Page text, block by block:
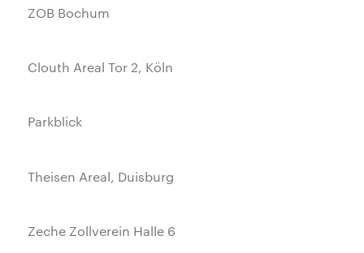
ZOB Bochum
Clouth Areal Tor 2, Köln
Parkblick
Theisen Areal, Duisburg
Zeche Zollverein Halle 6